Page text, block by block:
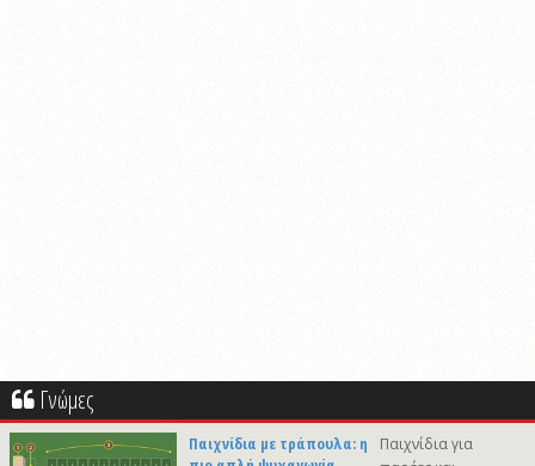
Γνώμες
Παιχνίδια με τράπουλα: η
Παιχνίδια για